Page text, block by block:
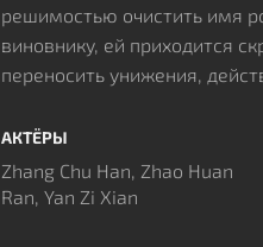
решимостью очистить имя
виновнику, ей приходится
переносить унижения,
завязываются сложные
настороженность
близостью, а чувства
АКТЁРЫ
Zhang Chu Han, Zhao Huan
Ran, Yan Zi Xian